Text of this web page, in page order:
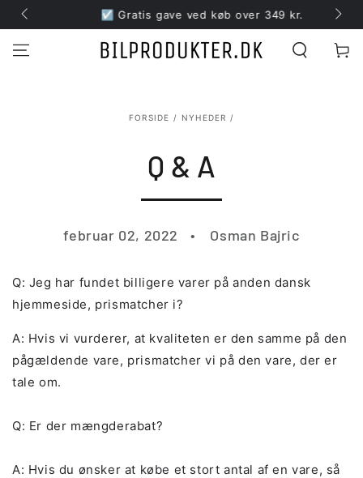
☑️ Gratis gave ved køb over 349 kr.
Kurv
FORSIDE / NYHEDER /
Q & A
februar 02, 2022 Osman Bajric
Q: Jeg har fundet billigere varer på anden dansk
hjemmeside, prismatcher i?
A: Hvis vi vurderer, at kvaliteten er den samme på den
pågældende vare, prismatcher vi på den vare, der er
tale om.
Q: Er der mængderabat?
A: Hvis du ønsker at købe et stort antal af en vare, så